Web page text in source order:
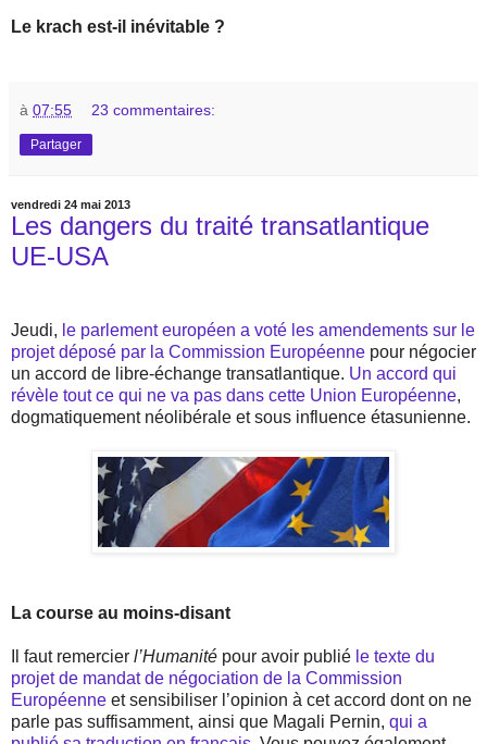
Le krach est-il inévitable ?
à 07:55 23 commentaires:
Partager
vendredi 24 mai 2013
Les dangers du traité transatlantique
UE-USA
Jeudi, le parlement européen a voté les amendements sur le
projet déposé par la Commission Européenne pour négocier
un accord de libre-échange transatlantique. Un accord qui
révèle tout ce qui ne va pas dans cette Union Européenne,
dogmatiquement néolibérale et sous influence étasunienne.
La course au moins-disant
Il faut remercier l’Humanité pour avoir publié le texte du
projet de mandat de négociation de la Commission
Européenne et sensibiliser l’opinion à cet accord dont on ne
parle pas suffisamment, ainsi que Magali Pernin, qui a